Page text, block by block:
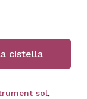
cistella
sol,